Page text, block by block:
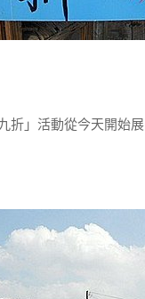
」活動從今天開始展